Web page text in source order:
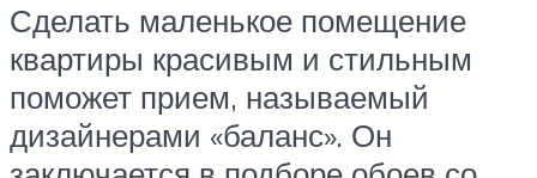
Сделать маленькое помещение
квартиры красивым и стильным
поможет прием, называемый
дизайнерами «баланс». Он